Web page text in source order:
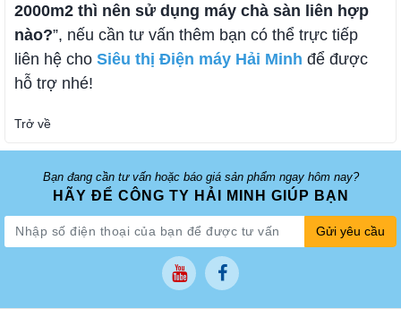
2000m2 thì nên sử dụng máy chà sàn liên hợp
nào?”, nếu cần tư vấn thêm bạn có thể trực tiếp
liên hệ cho Siêu thị Điện máy Hải Minh để được
hỗ trợ nhé!
Trở về
Bạn đang cần tư vấn hoặc báo giá sản phẩm ngay hôm nay?
HÃY ĐỂ CÔNG TY HẢI MINH GIÚP BẠN
Gửi yêu cầu